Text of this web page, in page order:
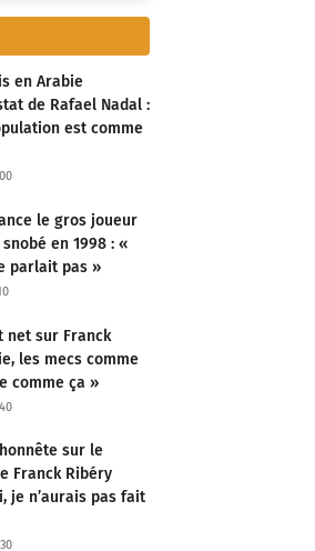
en Arabie
de Rafael Nadal :
est comme
le gros joueur
en 1998 : «
parlait pas »
net sur Franck
les mecs comme
comme ça »
sur le
Franck Ribéry
je n’aurais pas fait